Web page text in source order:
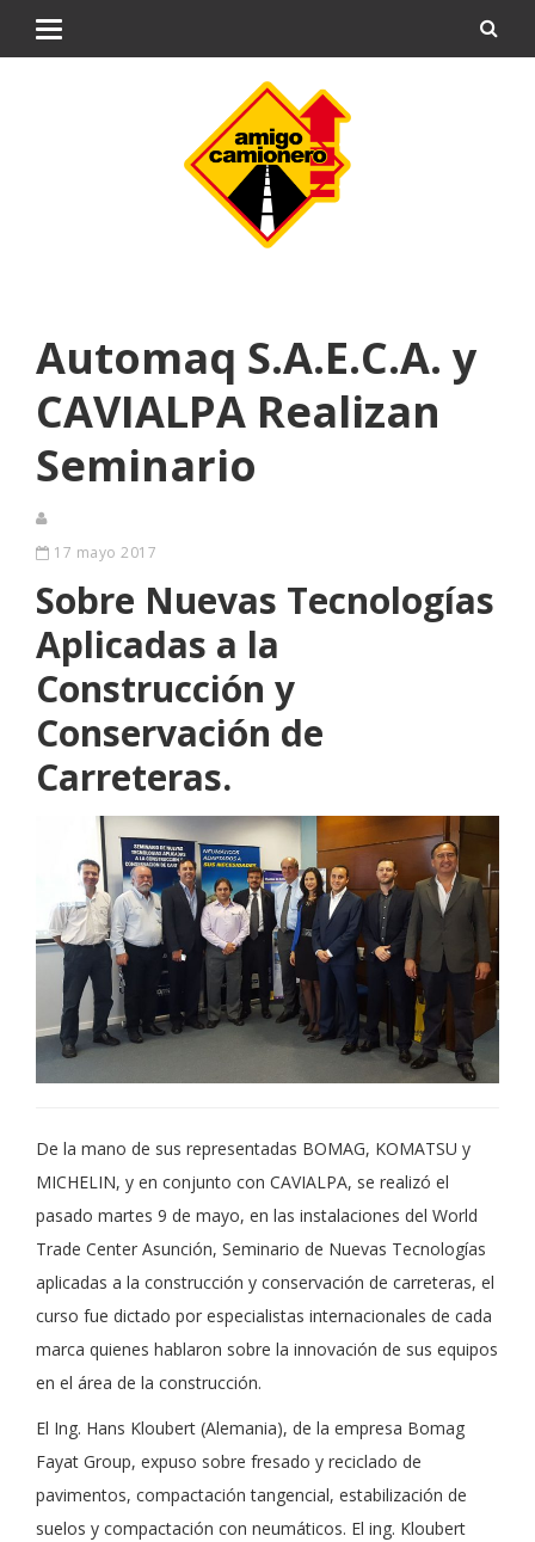
Automaq S.A.E.C.A. y
CAVIALPA Realizan
Seminario
17 mayo 2017
Sobre Nuevas Tecnologías
Aplicadas a la
Construcción y
Conservación de
Carreteras.
De la mano de sus representadas BOMAG, KOMATSU y
MICHELIN, y en conjunto con CAVIALPA, se realizó el
pasado martes 9 de mayo, en las instalaciones del World
Trade Center Asunción, Seminario de Nuevas Tecnologías
aplicadas a la construcción y conservación de carreteras, el
curso fue dictado por especialistas internacionales de cada
marca quienes hablaron sobre la innovación de sus equipos
en el área de la construcción.
El Ing. Hans Kloubert (Alemania), de la empresa Bomag
Fayat Group, expuso sobre fresado y reciclado de
pavimentos, compactación tangencial, estabilización de
suelos y compactación con neumáticos. El ing. Kloubert